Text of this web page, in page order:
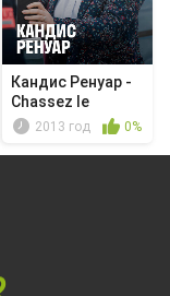
Кандис Ренуар -
Chassez le
naturel, i...
2013 год 0%